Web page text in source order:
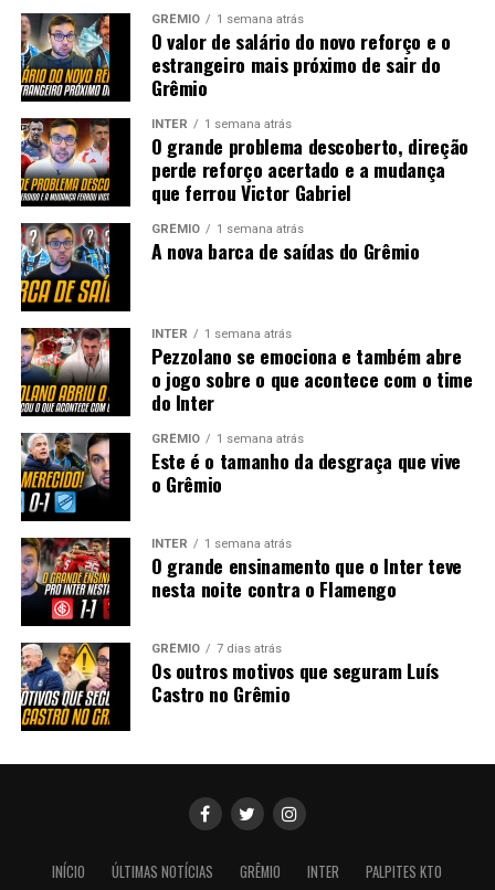
GRÊMIO 1 semana atrás
O valor de salário do novo reforço e o
estrangeiro mais próximo de sair do
Grêmio
INTER 1 semana atrás
O grande problema descoberto, direção
perde reforço acertado e a mudança
que ferrou Victor Gabriel
GRÊMIO 1 semana atrás
A nova barca de saídas do Grêmio
INTER 1 semana atrás
Pezzolano se emociona e também abre
o jogo sobre o que acontece com o time
do Inter
GRÊMIO 1 semana atrás
Este é o tamanho da desgraça que vive
o Grêmio
INTER 1 semana atrás
O grande ensinamento que o Inter teve
nesta noite contra o Flamengo
GRÊMIO 7 dias atrás
Os outros motivos que seguram Luís
Castro no Grêmio
INÍCIO ÚLTIMAS NOTÍCIAS GRÊMIO INTER
PALPITES KTO